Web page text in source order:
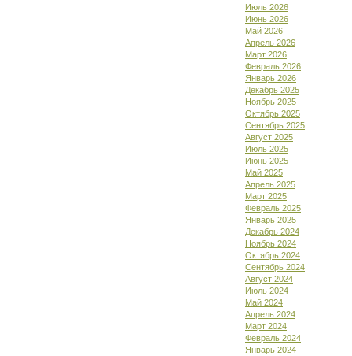
Июль 2026
Июнь 2026
Май 2026
Апрель 2026
Март 2026
Февраль 2026
Январь 2026
Декабрь 2025
Ноябрь 2025
Октябрь 2025
Сентябрь 2025
Август 2025
Июль 2025
Июнь 2025
Май 2025
Апрель 2025
Март 2025
Февраль 2025
Январь 2025
Декабрь 2024
Ноябрь 2024
Октябрь 2024
Сентябрь 2024
Август 2024
Июль 2024
Май 2024
Апрель 2024
Март 2024
Февраль 2024
Январь 2024